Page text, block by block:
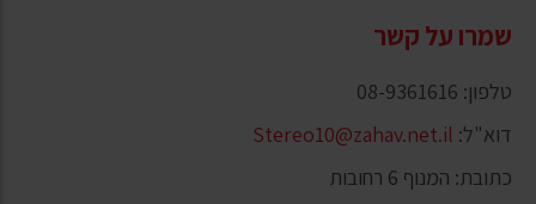
שמרו על קשר
טלפון: 08-9361616
דוא"ל: Stereo10@zahav.net.il
כתובת: המנוף 6 רחובות